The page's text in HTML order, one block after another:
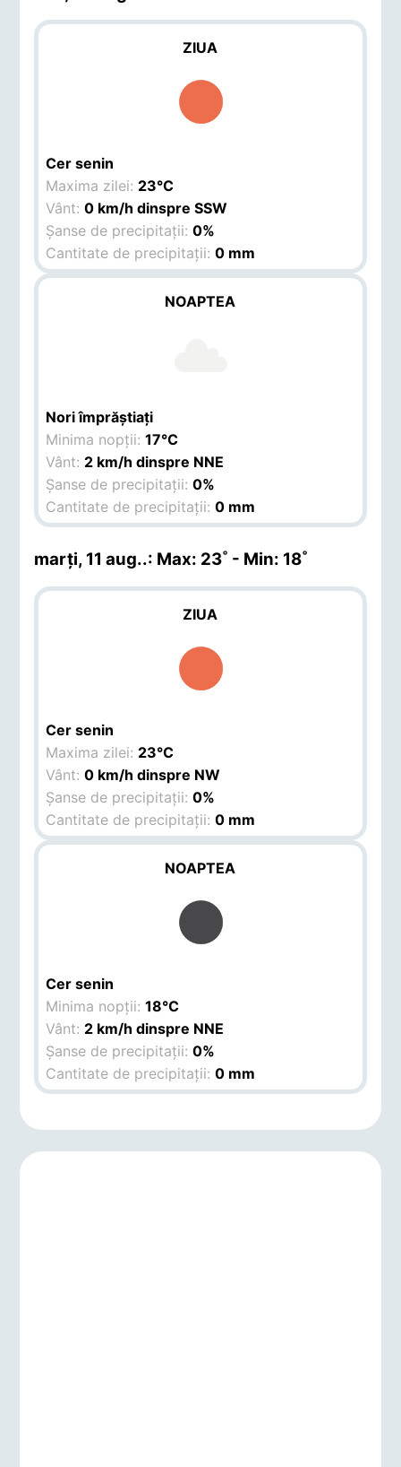
ZIUA
Cer senin
Maxima zilei: 23°C
Vânt:0 km/h dinspre SSW
Șanse de precipitații:0%
Cantitate de precipitații:0 mm
NOAPTEA
Nori împrăștiați
Minima nopții:17°C
Vânt: 2 km/h dinspre NNE
Șanse de precipitații:0%
Cantitate de precipitații:0 mm
marți, 11 aug..: Max: 23˚ - Min: 18˚
ZIUA
Cer senin
Maxima zilei: 23°C
Vânt:0 km/h dinspre NW
Șanse de precipitații:0%
Cantitate de precipitații:0 mm
NOAPTEA
Cer senin
Minima nopții:18°C
Vânt: 2 km/h dinspre NNE
Șanse de precipitații:0%
Cantitate de precipitații:0 mm